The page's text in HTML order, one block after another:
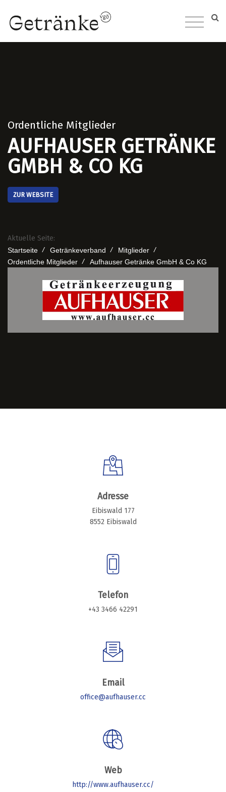
Ordentliche Mitglieder
AUFHAUSER GETRÄNKE
GMBH & CO KG
ZUR WEBSITE
Aktuelle Seite:
Startseite / Getränkeverband / Mitglieder /
Ordentliche Mitglieder / Aufhauser Getränke GmbH & Co KG
Adresse
Eibiswald 177
8552 Eibiswald
Telefon
+43 3466 42291
Email
office@aufhauser.cc
Web
http://www.aufhauser.cc/